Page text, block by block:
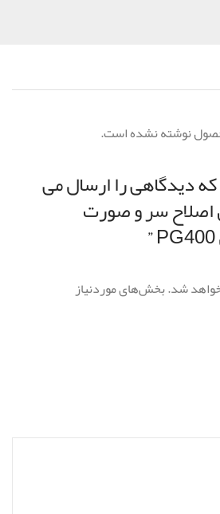
نوشته نشده است.
دیدگاهی را ارسال می
اصلاح سر و صورت
شد.بخش‌های موردنیاز